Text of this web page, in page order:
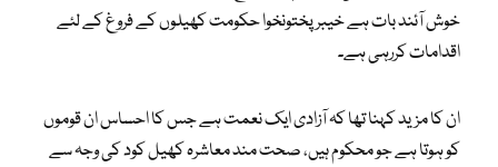
خوش آئند بات ہے خیبرپختونخوا حکومت کھیلوں کے فروغ کے لئے
اقدامات کررہی ہے۔
ان کا مزید کہنا تھا کہ آزادی ایک نعمت ہے جس کا احساس ان قوموں
کو ہوتا ہے جو محکوم ہیں، صحت مند معاشرہ کھیل کود کی وجہ سے